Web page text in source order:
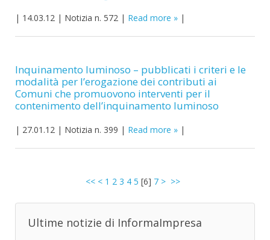
| 14.03.12 | Notizia n. 572 | Read more |
Inquinamento luminoso – pubblicati i criteri e le
modalità per l’erogazione dei contributi ai
Comuni che promuovono interventi per il
contenimento dell’inquinamento luminoso
| 27.01.12 | Notizia n. 399 | Read more |
<< < 1 2 3 4 5 [6] 7 > >>
Ultime notizie di InformaImpresa